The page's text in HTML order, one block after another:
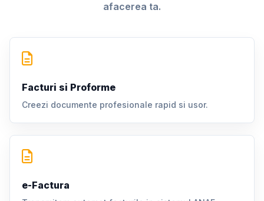
afacerea ta.
Facturi si Proforme
Creezi documente profesionale rapid si usor.
e-Factura